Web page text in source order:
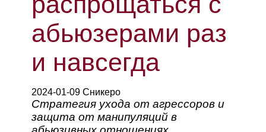
абьюзерами раз
и навсегда
2024-01-09 Сникеро
Стратегия ухода от агрессоров и
защита от манипуляций в